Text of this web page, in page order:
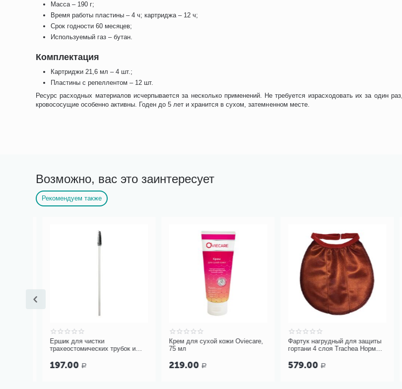
Масса – 190 г;
Время работы пластины – 4 ч; картриджа – 12 ч;
Срок годности 60 месяцев;
Используемый газ – бутан.
Комплектация
Картриджи 21,6 мл – 4 шт.;
Пластины с репеллентом – 12 шт.
Ресурс расходных материалов исчерпывается за несколько применений. Не требуется израсходовать их за один
кровососущие особенно активны. Годен до 5 лет и хранится в сухом, затемненном месте.
Возможно, вас это заинтересует
Рекомендуем также
Ершик для чистки
трахеостомических трубок и
197.00 Р
Крем для сухой кожи Oviecare,
75 мл
219.00 Р
Фартук нагрудный для защиты
гортани 4 слоя Trachea Норм
579.00 Р